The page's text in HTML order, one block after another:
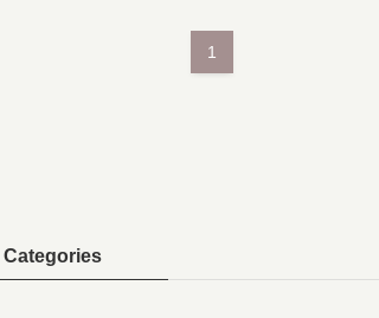
1
Categories